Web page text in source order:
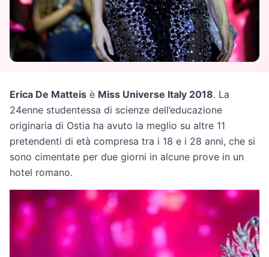
Erica De Matteis è Miss Universe Italy 2018. La
24enne studentessa di scienze dell’educazione
originaria di Ostia ha avuto la meglio su altre 11
pretendenti di età compresa tra i 18 e i 28 anni, che si
sono cimentate per due giorni in alcune prove in un
hotel romano.